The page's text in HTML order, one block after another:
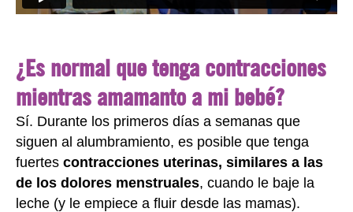
¿Es normal que tenga contracciones
mientras amamanto a mi bebé?
Sí. Durante los primeros días a semanas que
siguen al alumbramiento, es posible que tenga
fuertes contracciones uterinas, similares a las
de los dolores menstruales, cuando le baje la
leche (y le empiece a fluir desde las mamas).